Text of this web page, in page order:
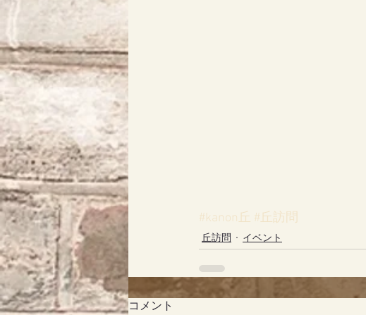
#kanon丘 #丘訪問
丘訪問 イベント
コメント